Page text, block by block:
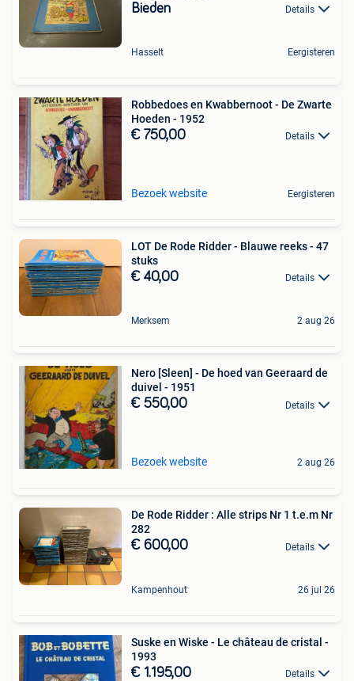
Bieden Details
Hasselt Eergisteren
Robbedoes en Kwabbernoot - De Zwarte
Hoeden - 1952
€ 750,00 Details
Bezoek website Eergisteren
LOT De Rode Ridder - Blauwe reeks - 47
stuks
€ 40,00 Details
Merksem 2 aug 26
Nero [Sleen] - De hoed van Geeraard de
duivel - 1951
€ 550,00 Details
Bezoek website 2 aug 26
De Rode Ridder : Alle strips Nr 1 t.e.m Nr
282
€ 600,00 Details
Kampenhout 26 jul 26
Suske en Wiske - Le château de cristal -
1993
€ 1.195,00 Details